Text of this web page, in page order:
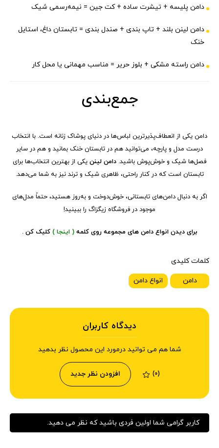
دامن پلیسه + تیشرت ساده + کت جین = نیمه‌رسمی شیک
دامن لینن بلند + تاپ بندی + صندل بندی = تابستان داغ، استایل
خنک
دامن راسته مشکی + بلوز حریر = مناسب مهمانی یا محل کار
جمع‌بندی
دامن یکی از انعطاف‌پذیرترین لباس‌ها در دنیای پوشاک زنانه است. با انتخاب
درست مدل و پارچه، می‌توانید هم در تابستان خنک بمانید و هم در سایر
فصل‌ها شیک و خوش‌پوش باشید. دامن لینن یکی از بهترین انتخاب‌ها برای
تابستان است که در کنار راحتی، ظاهری شیک و ترند نیز به شما می‌دهد.
اگر به دنبال دامن‌های تابستانی، خوش‌دوخت و به‌روز هستید، حتماً مدل‌های
موجود در فروشگاه زیگزاگ را ببینید!
برای دیدن انواع دامن های مجموعه روی کلمه( اینجا ) کلیک کن .
کلمات کلیدی
دامن انواع دامن
دیدگاه کاربران
شما هم می توانید درمورد این محصول نظر بدهید
(0) افزودن نظر جدید
کاربر گرامی شما اولین فردی باشید که نظر می دهید.